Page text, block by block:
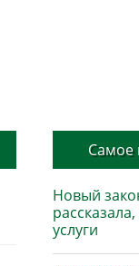
Самое
Новый
услуги